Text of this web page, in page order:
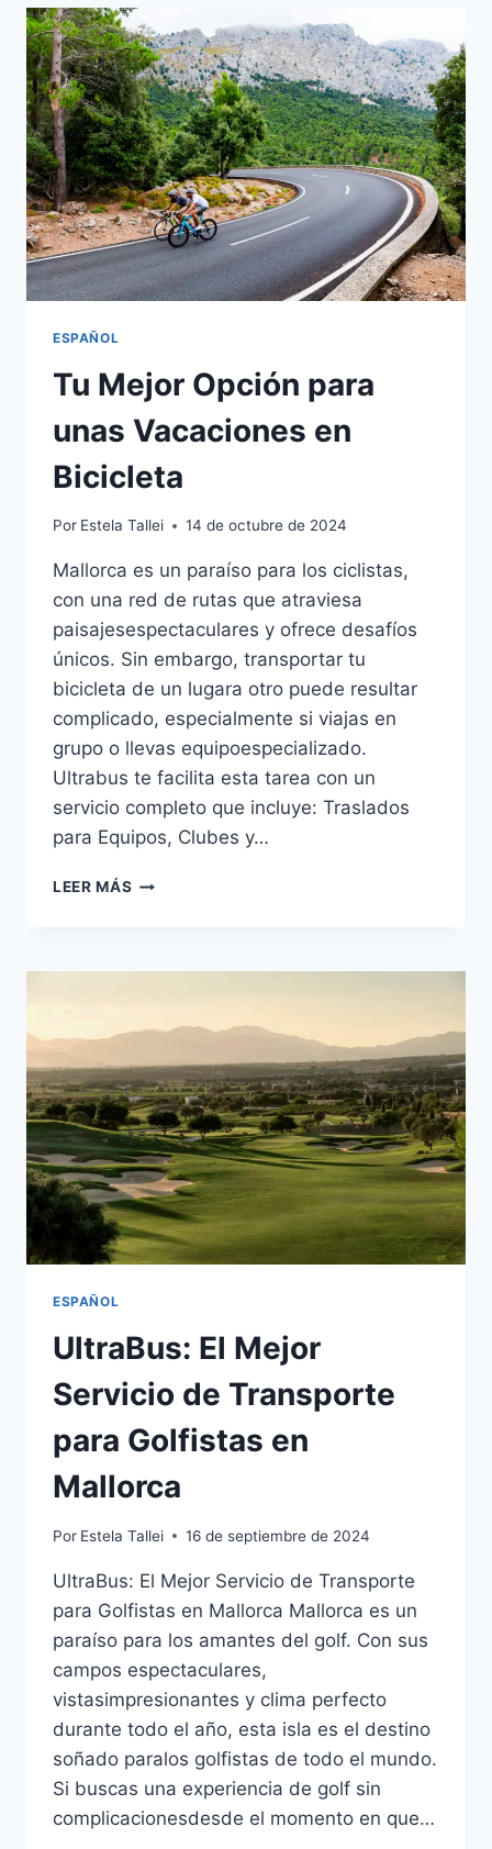
ESPAÑOL
Tu Mejor Opción para
unas Vacaciones en
Bicicleta
Por Estela Tallei 14 de octubre de 2024
Mallorca es un paraíso para los ciclistas,
con una red de rutas que atraviesa
paisajesespectaculares y ofrece desafíos
únicos. Sin embargo, transportar tu
bicicleta de un lugara otro puede resultar
complicado, especialmente si viajas en
grupo o llevas equipoespecializado.
Ultrabus te facilita esta tarea con un
servicio completo que incluye: Traslados
para Equipos, Clubes y…
LEER MÁS
ESPAÑOL
UltraBus: El Mejor
Servicio de Transporte
para Golfistas en
Mallorca
Por Estela Tallei 16 de septiembre de 2024
UltraBus: El Mejor Servicio de Transporte
para Golfistas en Mallorca Mallorca es un
paraíso para los amantes del golf. Con sus
campos espectaculares,
vistasimpresionantes y clima perfecto
durante todo el año, esta isla es el destino
soñado paralos golfistas de todo el mundo.
Si buscas una experiencia de golf sin
complicacionesdesde el momento en que…